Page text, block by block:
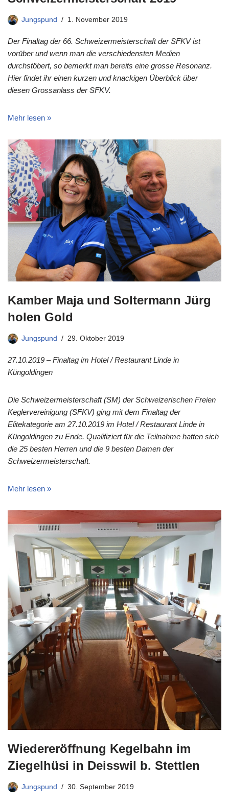
Jungspund 1. November 2019
Der Finaltag der 66. Schweizermeisterschaft der SFKV ist
vorüber und wenn man die verschiedensten Medien
durchstöbert, so bemerkt man bereits eine grosse Resonanz.
Hier findet ihr einen kurzen und knackigen Überblick über
diesen Grossanlass der SFKV.
Mehr lesen »
Kamber Maja und Soltermann Jürg
holen Gold
Jungspund 29. Oktober 2019
27.10.2019 – Finaltag im Hotel / Restaurant Linde in
Küngoldingen
Die Schweizermeisterschaft (SM) der Schweizerischen Freien
Keglervereinigung (SFKV) ging mit dem Finaltag der
Elitekategorie am 27.10.2019 im Hotel / Restaurant Linde in
Küngoldingen zu Ende. Qualifiziert für die Teilnahme hatten sich
die 25 besten Herren und die 9 besten Damen der
Schweizermeisterschaft.
Mehr lesen »
Wiedereröffnung Kegelbahn im
Ziegelhüsi in Deisswil b. Stettlen
Jungspund 30. September 2019